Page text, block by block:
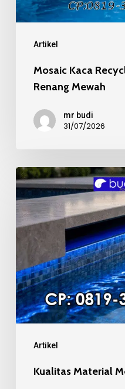
Artikel
Renang
Mosaic Kaca
Renang Mewah
mr budi
31/07/2026
Artikel
Kualitas
Material
Mosaic
Kolam
Renang
Kualitas Material